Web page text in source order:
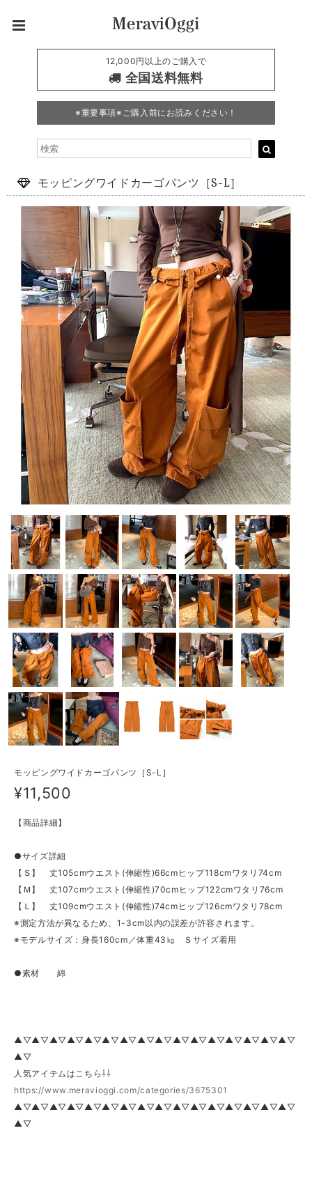
12,000円以上のご購入で
全国送料無料
※重要事項※ご購入前にお読みください！
モッピングワイドカーゴパンツ［S-L］
モッピングワイドカーゴパンツ［S-L］
¥11,500
【商品詳細】
●サイズ詳細
【Ｓ】 丈105cmウエスト(伸縮性)66cmヒップ118cmワタリ74cm
【Ｍ】 丈107cmウエスト(伸縮性)70cmヒップ122cmワタリ76cm
【Ｌ】 丈109cmウエスト(伸縮性)74cmヒップ126cmワタリ78cm
※測定方法が異なるため、1-3cm以内の誤差が許容されます。
※モデルサイズ：身長160cm／体重43㎏ Ｓサイズ着用
●素材 綿
▲▽▲▽▲▽▲▽▲▽▲▽▲▽▲▽▲▽▲▽▲▽▲▽▲▽▲▽▲▽▲▽
▲▽
人気アイテムはこちら⇩⇩
https://www.meravioggi.com/categories/3675301
▲▽▲▽▲▽▲▽▲▽▲▽▲▽▲▽▲▽▲▽▲▽▲▽▲▽▲▽▲▽▲▽
▲▽